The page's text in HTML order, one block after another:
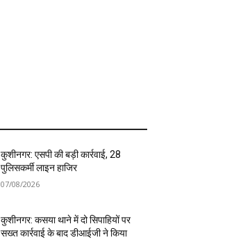
कुशीनगर: एसपी की बड़ी कार्रवाई, 28
पुलिसकर्मी लाइन हाजिर
07/08/2026
कुशीनगर: कसया थाने में दो सिपाहियों पर
सख्त कार्रवाई के बाद डीआईजी ने किया